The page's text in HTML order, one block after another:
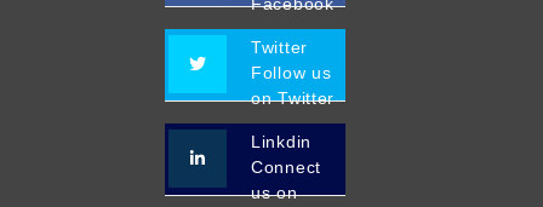
Twitter
Follow us
on Twitter
Linkdin
Connect
us on